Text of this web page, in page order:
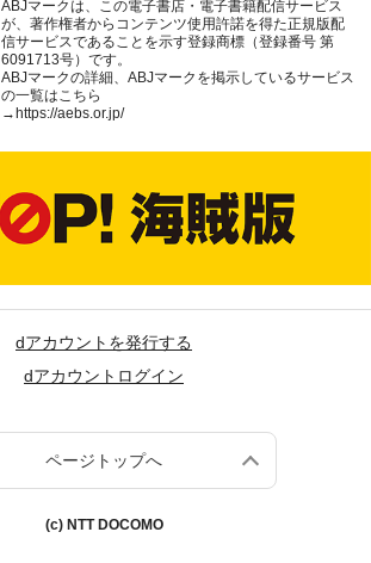
ABJマークは、この電子書店・電子書籍配信サービス
が、著作権者からコンテンツ使用許諾を得た正規版配
信サービスであることを示す登録商標（登録番号 第
6091713号）です。
ABJマークの詳細、ABJマークを掲示しているサービス
の一覧はこちら
→ https://aebs.or.jp/
dアカウントを発行する
dアカウントログイン
ページトップへ
(c) NTT DOCOMO